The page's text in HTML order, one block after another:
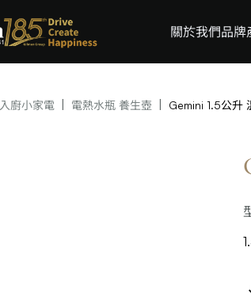
關於我們品牌
入廚小家電 電熱水瓶 養生壺 Gemini 1.5公升